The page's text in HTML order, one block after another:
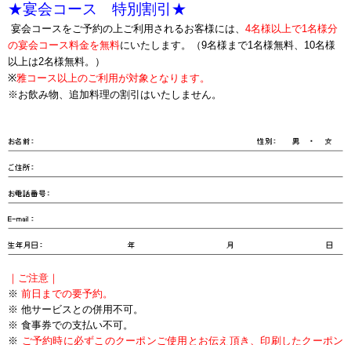
★宴会コース 特別割引★
宴会コースをご予約の上ご利用されるお客様には、 4名様以上で1名様分
の宴会コース料金を無料にいたします。（9名様まで1名様無料、10名様
以上は2名様無料。）
※雅コース以上のご利用が対象となります。
※お飲み物、追加料理の割引はいたしません。
｜ご注意｜
※ 前日までの要予約。
※ 他サービスとの併用不可。
※ 食事券での支払い不可。
※
ご予約時に必ずこのクーポンご使用とお伝え頂き、印刷したクーポン